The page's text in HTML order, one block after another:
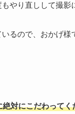
やり直しして撮影
るので、おかげ
対にこだわってく